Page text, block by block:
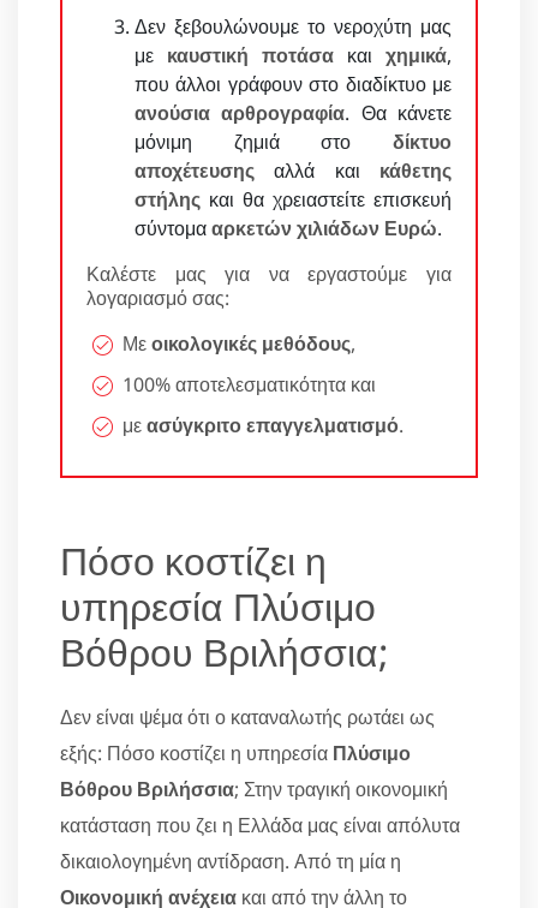
Δεν ξεβουλώνουμε το νεροχύτη μας
με καυστική ποτάσα και χημικά,
που άλλοι γράφουν στο διαδίκτυο με
ανούσια αρθρογραφία. Θα κάνετε
μόνιμη ζημιά στο δίκτυο
αποχέτευσης αλλά και κάθετης
στήλης και θα χρειαστείτε επισκευή
σύντομααρκετών χιλιάδων Ευρώ.
Καλέστε μας για να εργαστούμε για
λογαριασμό σας:
Μεοικολογικές μεθόδους,
100% αποτελεσματικότητα και
μεασύγκριτο επαγγελματισμό.
Πόσο κοστίζει η
υπηρεσία Πλύσιμο
Βόθρου Βριλήσσια;
Δεν είναι ψέμα ότι ο καταναλωτής ρωτάει ως
εξής: Πόσο κοστίζει η υπηρεσία Πλύσιμο
Βόθρου Βριλήσσια; Στην τραγική οικονομική
κατάσταση που ζει η Ελλάδα μας είναι απόλυτα
δικαιολογημένη αντίδραση. Από τη μία η
Οικονομική ανέχεια και από την άλλη το